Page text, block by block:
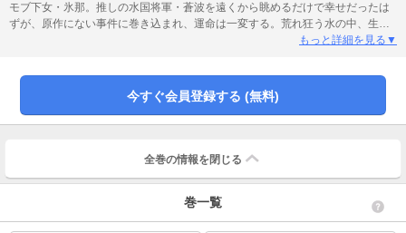
モブ下女・氷那。推しの水国将軍・蒼波を遠くから眺めるだけで幸せだったは
ずが、原作にない事件に巻き込まれ、運命は一変する。荒れ狂う水の中、生き
延びるために前世の知識を糧に猛る波を恐れず、自在に泳ぎ回った氷那。しか
われ、強引に妻として娶られることになり…。愛のない仮初の婚姻。拒むべき
宿敵。それなのに、強引で不器用な彼の熱に、心も体も抗えないのは、なぜ
もっと詳細を見る▼
今すぐ会員登録する (無料)
全巻の情報を 閉じる
巻一覧